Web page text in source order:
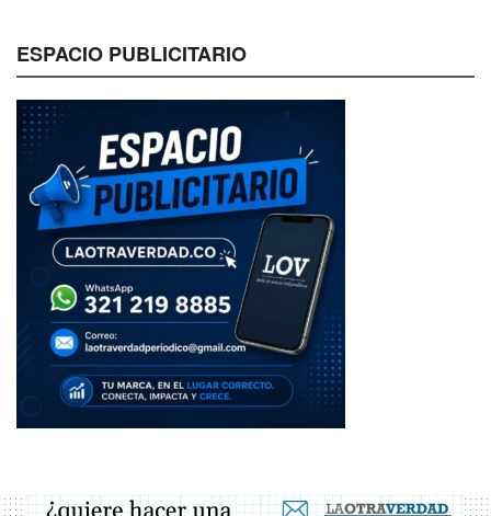
ESPACIO PUBLICITARIO